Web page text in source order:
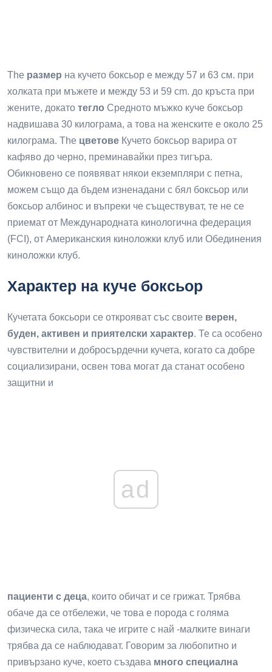
The размер на кучето боксьор е между 57 и 63 см. при
холката при мъжете и между 53 и 59 cm. до кръста при
жените, докато тегло Средното мъжко куче боксьор
надвишава 30 килограма, а това на женските е около 25
килограма. The цветове Кучето боксьор варира от
кафяво до черно, преминавайки през тигъра.
Обикновено се появяват някои екземпляри с петна,
можем също да бъдем изненадани с бял боксьор или
боксьор албинос и въпреки че съществуват, те не се
приемат от Международната кинологична федерация
(FCI), от Американския киноложки клуб или Обединения
киноложки клуб.
Характер на куче боксьор
Кучетата боксьори се открояват със своите верен,
буден, активен и приятелски характер. Те са особено
чувствителни и добросърдечни кучета, когато са добре
социализирани, освен това могат да станат особено
защитни и
ad
пациенти с деца, които обичат и се грижат. Трябва
обаче да се отбележи, че това е порода с голяма
физическа сила, така че игрите с най -малките винаги
трябва да се наблюдават. Говорим за любопитно и
привързано куче, което създава много специална